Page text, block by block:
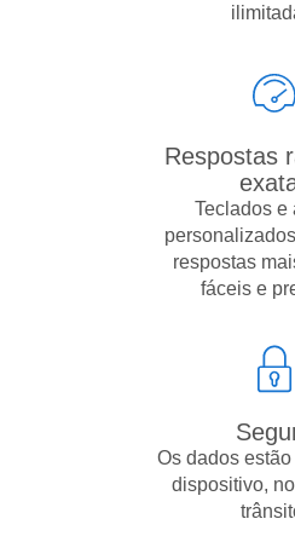
Respostas
Teclados e
respostas
fáceis e
Os dados
dispositivo,